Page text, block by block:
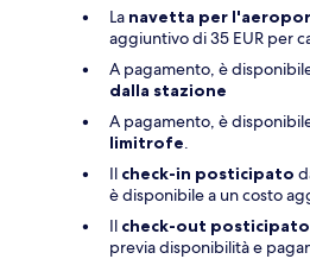
La navetta per
aggiuntivo di 35 EUR per
A pagamento, è
dalla stazione
A pagamento, è
limitrofe.
Il check-in posticipato
è disponibile a un costo
Il check-out posticipato
previa disponibilità e